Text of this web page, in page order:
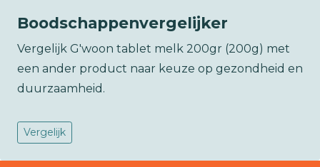
Boodschappenvergelijker
Vergelijk G'woon tablet melk 200gr (200g) met
een ander product naar keuze op gezondheid en
duurzaamheid.
Vergelijk